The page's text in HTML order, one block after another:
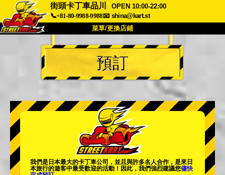
街頭卡丁車品川
OPEN 10:00-22:00
📞+81-80-9988-9988📧 shina@kart.st
菜單/更換店鋪
首頁
關於 規格 價格
公司 預訂
更換店鋪
東京 秋葉原 #2
東京 澀谷附店 東京灣
預訂
我們是日本最大的卡丁車公司，並且與許多名人合作，是來日
本旅行的遊客中最受歡迎的活動 ！因此，我們強烈建議您儘快